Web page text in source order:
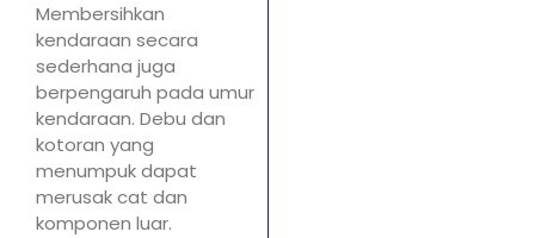
Membersihkan
kendaraan secara
sederhana juga
berpengaruh pada umur
kendaraan. Debu dan
kotoran yang
menumpuk dapat
merusak cat dan
komponen luar.